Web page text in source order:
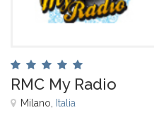
RMC My Radio
Milano, Italia